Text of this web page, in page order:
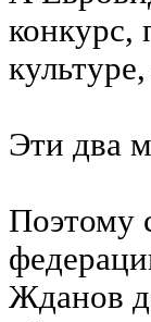
конкурс,
Эти два
Поэтому
Жданов